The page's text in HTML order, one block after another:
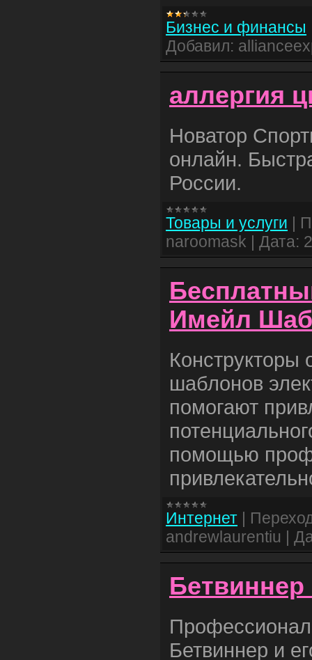
Бизнес и финансы
Добавил:
аллергия
Новатор
онлайн.
России.
Товары и услуги
naroomask
Дата:
Имейл
Конструкторы
шаблонов
помогают
помощью
Интернет
andrewlaurentiu
Бетвиннер
Бетвиннер и